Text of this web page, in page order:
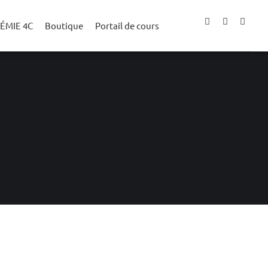
4C Boutique Portail de cours